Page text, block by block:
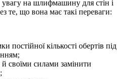
на шлифмашину для стін і
те, що вона має такі переваги:
постійної кількості обертів під
своїми силами замінити